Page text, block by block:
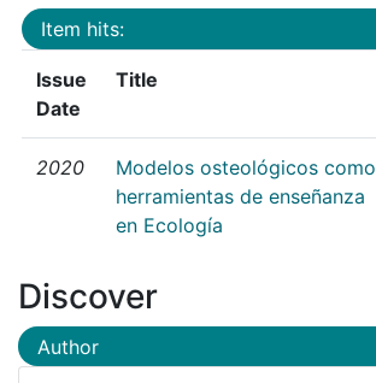
Item hits:
Issue
Date
Title
2020
Modelos osteológicos como
herramientas de enseñanza
en Ecología
Discover
Author